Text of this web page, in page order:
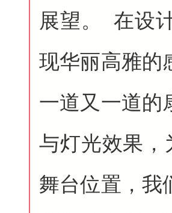
展望。 在设
现华丽高雅的
一道又一道的
与灯光效果
舞台位置，我